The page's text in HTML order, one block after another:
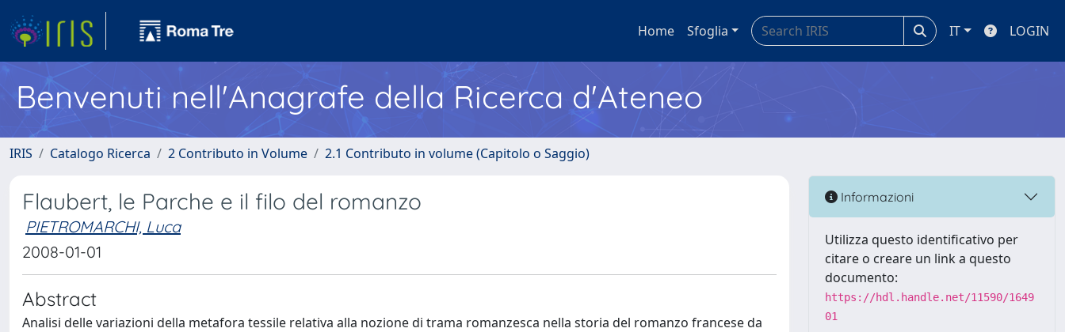
Home Sfoglia IT LOGIN
Benvenuti nell'Anagrafe della Ricerca d'Ateneo
IRIS Catalogo Ricerca 2 Contributo in Volume 2.1 Contributo in volume (Capitolo o Saggio)
Flaubert, le Parche e il filo del romanzo
PIETROMARCHI, Luca
2008-01-01
Abstract
Analisi delle variazioni della metafora tessile relativa alla nozione di trama romanzesca nella storia del romanzo francese da
Informazioni
Utilizza questo identificativo per
citare o creare un link a questo
documento:
https://hdl.handle.net/11590/1649
01